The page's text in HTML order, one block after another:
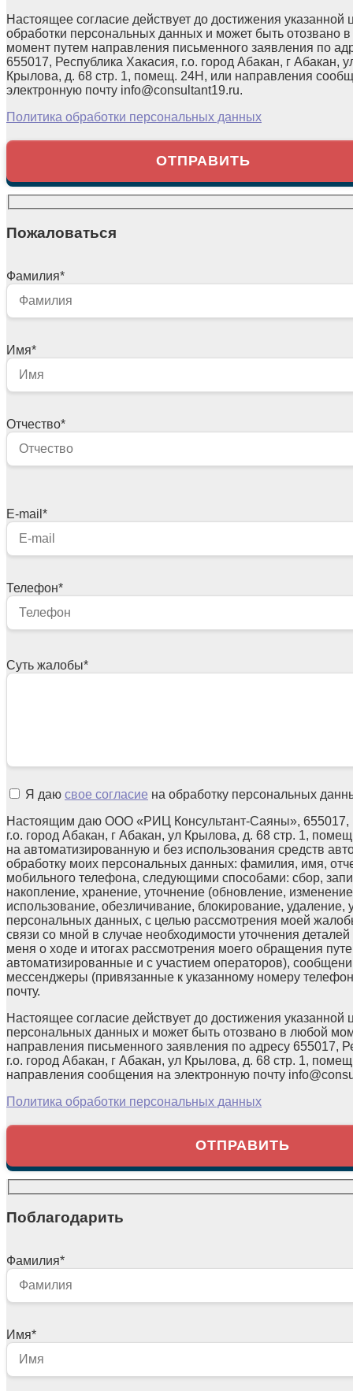
Настоящее согласие действует до достижения указанной
обработки персональных данных и может быть отозвано
момент путем направления письменного заявления по
655017, Республика Хакасия, г.о. город Абакан, г Абакан,
Крылова, д. 68 стр. 1, помещ. 24Н, или направления
электронную почту info@consultant19.ru.
Политика обработки персональных данных
Пожаловаться
Фамилия*
Имя*
Отчество*
E-mail *
Телефон*
Суть жалобы*
Я даю свое согласие на обработку персональных
Настоящим даю ООО «РИЦ Консультант-Саяны», 655017,
г.о. город Абакан, г Абакан, ул Крылова, д. 68 стр. 1,
на автоматизированную и без использования средств
обработку моих персональных данных: фамилия, имя,
мобильного телефона, следующими способами: сбор,
накопление, хранение, уточнение (обновление,
использование, обезличивание, блокирование, удаление,
персональных данных, с целью рассмотрения моей
связи со мной в случае необходимости уточнения
меня о ходе и итогах рассмотрения моего обращения
автоматизированные и с участием операторов),
мессенджеры (привязанные к указанному номеру
почту.
Настоящее согласие действует до достижения указанной
персональных данных и может быть отозвано в любой
направления письменного заявления по адресу 655017,
г.о. город Абакан, г Абакан, ул Крылова, д. 68 стр. 1,
направления сообщения на электронную почту
Политика обработки персональных данных
Поблагодарить
Фамилия*
Имя*